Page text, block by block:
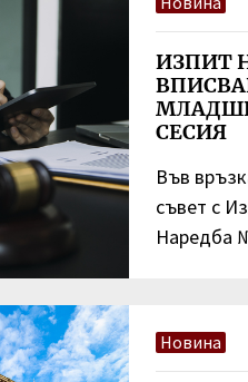
ИЗПИТ
СЕСИЯ
Във
съвет с
Наредба
Новина